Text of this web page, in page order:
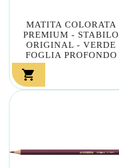
MATITA COLORATA
PREMIUM - STABILO
ORIGINAL - VERDE
FOGLIA PROFONDO
